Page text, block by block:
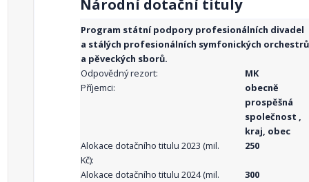
Národní dotační tituly
Program státní podpory profesionálních divadel
a stálých profesionálních symfonických orchestrů
a pěveckých sborů.
Odpovědný rezort:
MK
Příjemci:
obecně
prospěšná
společnost ,
kraj, obec
Alokace dotačního titulu 2023 (mil.
Kč):
250
Alokace dotačního titulu 2024 (mil.
300